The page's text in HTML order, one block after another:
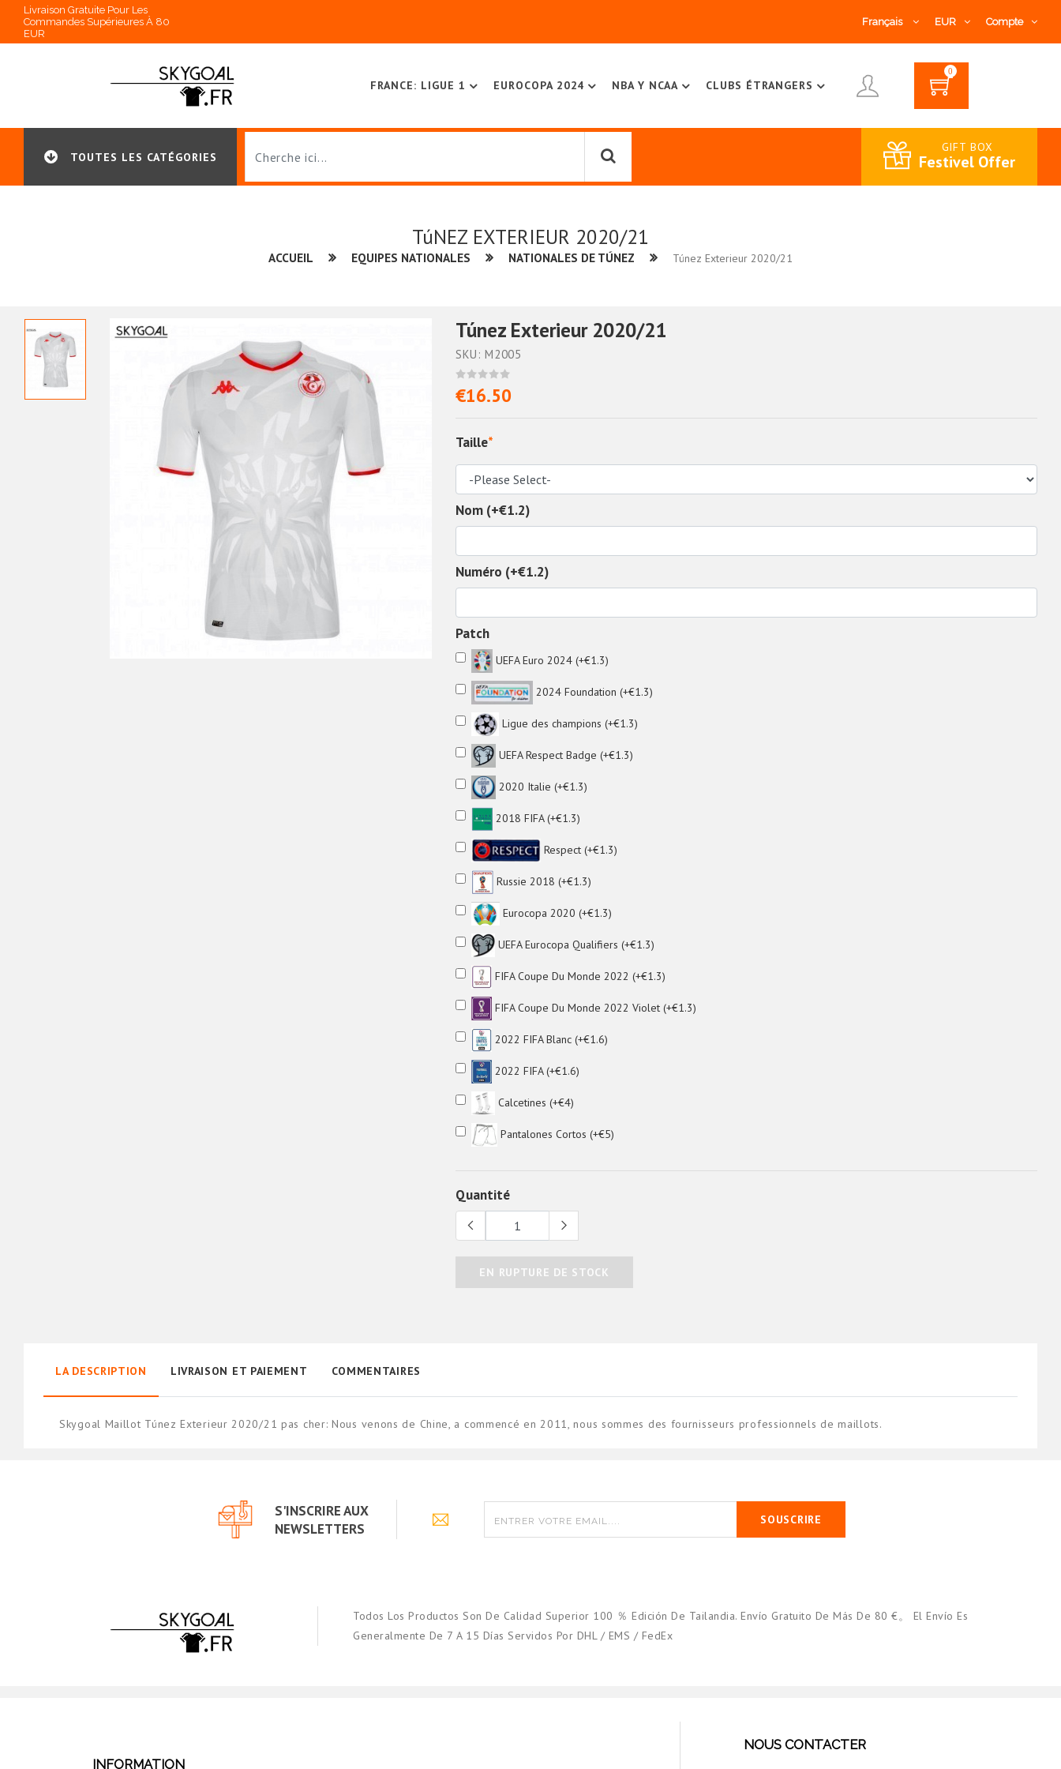
Livraison Gratuite Pour Les
Commandes Supérieures À 80
EUR
Français EUR Compte
FRANCE: LIGUE 1 EUROCOPA 2024 NBA Y NCAA CLUBS ÉTRANGERS
0
TOUTES LES CATÉGORIES
GIFT BOX
Festivel Offer
TúNEZ EXTERIEUR 2020/21
ACCUEIL EQUIPES NATIONALES NATIONALES DE TÚNEZ Túnez Exterieur 2020/21
Túnez Exterieur 2020/21
SKU: M2005
€16.50
Taille*
Nom (+€1.2)
Numéro (+€1.2)
Patch
UEFA Euro 2024 (+€1.3)
2024 Foundation (+€1.3)
Ligue des champions (+€1.3)
UEFA Respect Badge (+€1.3)
2020 Italie (+€1.3)
2018 FIFA (+€1.3)
Respect (+€1.3)
Russie 2018 (+€1.3)
Eurocopa 2020 (+€1.3)
UEFA Eurocopa Qualifiers (+€1.3)
FIFA Coupe Du Monde 2022 (+€1.3)
FIFA Coupe Du Monde 2022 Violet (+€1.3)
2022 FIFA Blanc (+€1.6)
2022 FIFA (+€1.6)
Calcetines (+€4)
Pantalones Cortos (+€5)
Quantité
EN RUPTURE DE STOCK
LA DESCRIPTION LIVRAISON ET PAIEMENT COMMENTAIRES
Skygoal Maillot Túnez Exterieur 2020/21 pas cher: Nous venons de Chine, a commencé en 2011, nous sommes des fournisseurs professionnels de maillots.
S'INSCRIRE AUX
NEWSLETTERS
SOUSCRIRE
Todos Los Productos Son De Calidad Superior 100 ％ Edición De Tailandia. Envío Gratuito De Más De 80 €。 El Envío Es
Generalmente De 7 A 15 Días Servidos Por DHL / EMS / FedEx
INFORMATION
NOUS CONTACTER